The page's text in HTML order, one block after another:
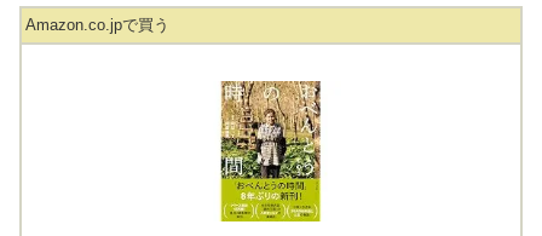
Amazon.co.jpで買う